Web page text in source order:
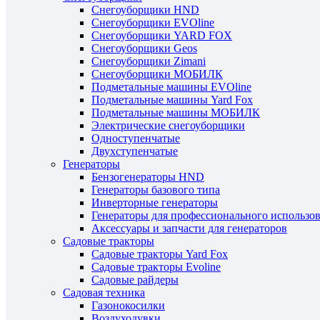
Снегоуборщики HND
Снегоуборщики EVOline
Снегоуборщики YARD FOX
Снегоуборщики Geos
Снегоуборщики Zimani
Снегоуборщики МОБИЛК
Подметальные машины EVOline
Подметальные машины Yard Fox
Подметальные машины МОБИЛК
Электрические снегоуборщики
Одноступенчатые
Двухступенчатые
Генераторы
Бензогенераторы HND
Генераторы базового типа
Инверторные генераторы
Генераторы для профессионального
Аксессуары и запчасти для генераторов
Садовые тракторы
Садовые тракторы Yard Fox
Садовые тракторы Evoline
Садовые райдеры
Садовая техника
Газонокосилки